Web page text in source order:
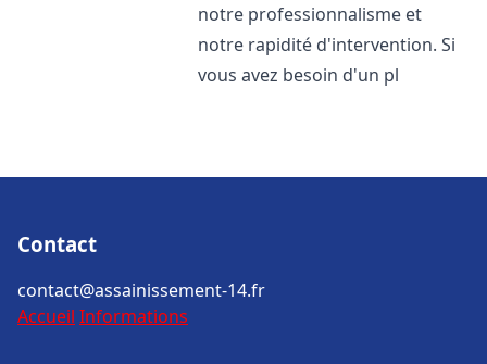
notre professionnalisme et
notre rapidité d'intervention. Si
vous avez besoin d'un pl
Contact
contact@assainissement-14.fr
Accueil Informations